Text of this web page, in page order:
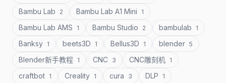
Bambu Lab 2 Bambu Lab A1 Mini 1
Bambu Lab AMS 1 Bambu Studio 2 bambulab 1
Banksy 1 beets3D 1 Bellus3D 1 blender 5
Blender新手教程 1 CNC 3 CNC雕刻机 1
craftbot 1 Creality 1 cura 3 DLP 1